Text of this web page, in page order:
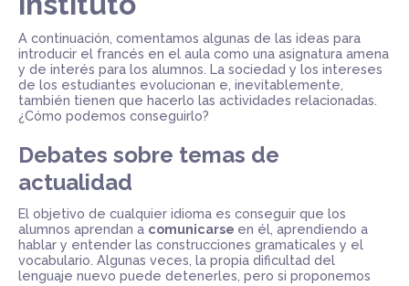
A continuación, comentamos algunas de las ideas para
introducir el francés en el aula como una asignatura amena
y de interés para los alumnos. La sociedad y los intereses
de los estudiantes evolucionan e, inevitablemente,
también tienen que hacerlo las actividades relacionadas.
¿Cómo podemos conseguirlo?
Debates sobre temas de
actualidad
El objetivo de cualquier idioma es conseguir que los
alumnos aprendan a comunicarse en él, aprendiendo a
hablar y entender las construcciones gramaticales y el
vocabulario. Algunas veces, la propia dificultad del
lenguaje nuevo puede detenerles, pero si proponemos